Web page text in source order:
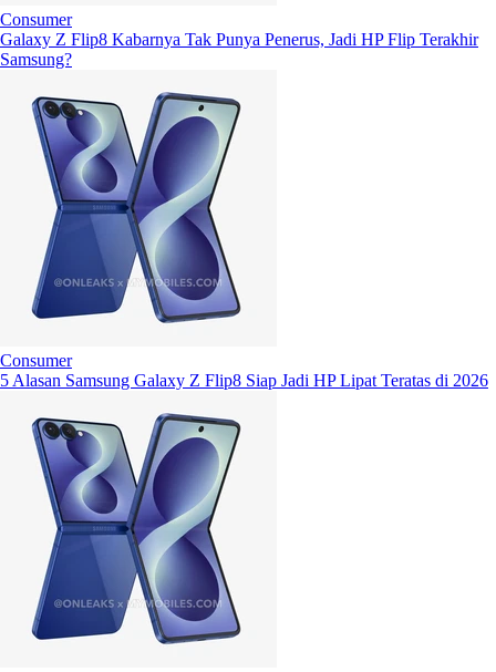
Consumer
Galaxy Z Flip8 Kabarnya Tak Punya Penerus, Jadi HP Flip Terakhir
Samsung?
Consumer
5 Alasan Samsung Galaxy Z Flip8 Siap Jadi HP Lipat Teratas di 2026